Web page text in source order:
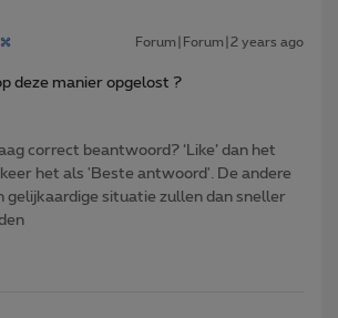
Forum|Forum|2 years ago
deze manier opgelost ?
correct beantwoord? ‘Like’ dan het
het als 'Beste antwoord'. De andere
gelijkaardige situatie zullen dan sneller